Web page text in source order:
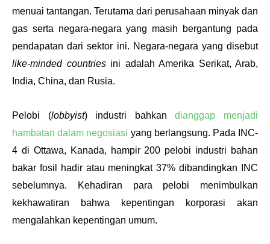
menuai tantangan. Terutama dari perusahaan minyak dan
gas serta negara-negara yang masih bergantung pada
pendapatan dari sektor ini. Negara-negara yang disebut
like-minded countries ini adalah Amerika Serikat, Arab,
India, China, dan Rusia.
Pelobi (lobbyist) industri bahkan dianggap menjadi
hambatan dalam negosiasi yang berlangsung. Pada INC-
4 di Ottawa, Kanada, hampir 200 pelobi industri bahan
bakar fosil hadir atau meningkat 37% dibandingkan INC
sebelumnya. Kehadiran para pelobi menimbulkan
kekhawatiran bahwa kepentingan korporasi akan
mengalahkan kepentingan umum.